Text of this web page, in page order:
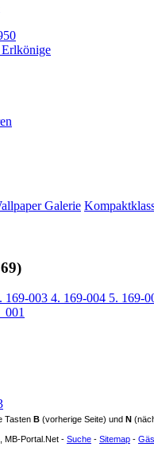
Erlkönige
Galerie
169-003 4. 169-004 5. 169-
Tasten B (vorherige Seite) und N
MB-Portal.Net - Suche - Sitemap -